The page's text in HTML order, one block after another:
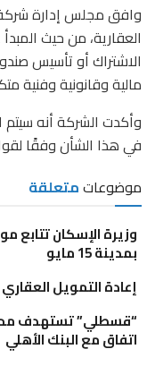
وافق مجلس إدارة شركة
العقارية، من حيث
الاشتراك أو تأسيس
مالية وقانونية وفنية
وأكدت الشركة أنه
في هذا الشأن وفقًا
موضوعاتمتعلقة
وزيرة الإسكان
بمدينة 15 مايو
إعادة التمويل العقاري يتضاعف
اتفاق مع البنك الأهلي